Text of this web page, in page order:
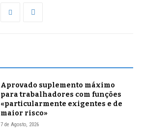
Aprovado suplemento máximo
para trabalhadores com funções
«particularmente exigentes e de
maior risco»
7 de Agosto, 2026